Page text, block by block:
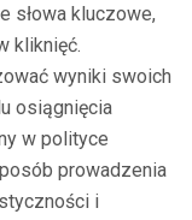
słowa kluczowe,
kliknięć.
wyniki swoich
osiągnięcia
w polityce
prowadzenia
i